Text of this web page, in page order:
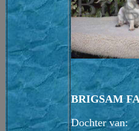
BRIGSAM
Dochter van: